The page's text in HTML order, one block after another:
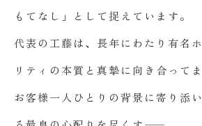
もてなし」として捉えています。
代表の工藤は、長年にわたり有名
リティの本質と真摯に向き合って
お客様一人ひとりの背景に寄り添